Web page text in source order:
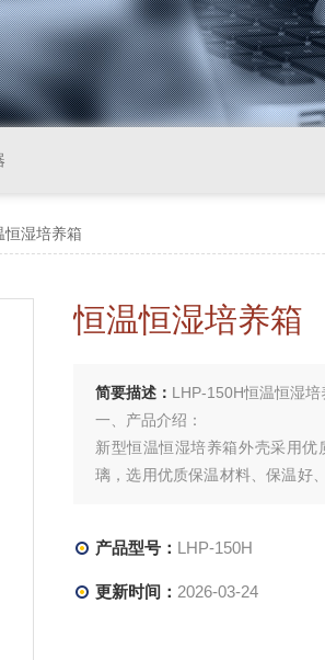
恒湿培养箱
恒温恒湿培养箱
简要描述： LHP-150H恒温恒湿
一、产品介绍：
新型恒温恒湿培养箱外壳采用
璃，选用优质保温材料、保温好
产品型号： LHP-150H
更新时间： 2026-03-24